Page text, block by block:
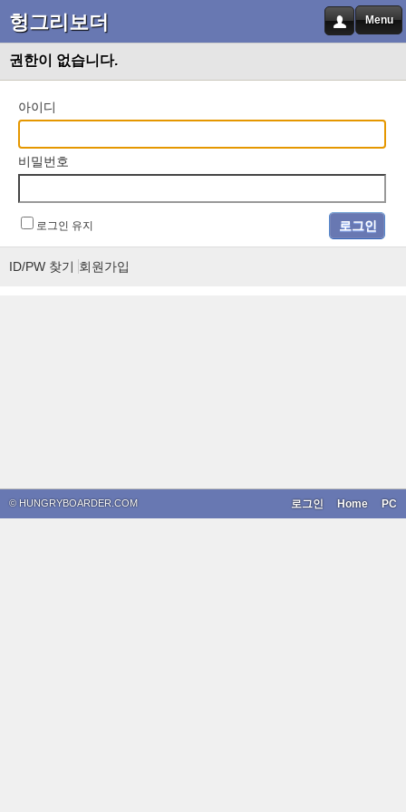
헝그리보더 Menu
권한이 없습니다.
아이디
비밀번호
로그인 유지
ID/PW 찾기 회원가입
© HUNGRYBOARDER.COM PC
Home
로그인